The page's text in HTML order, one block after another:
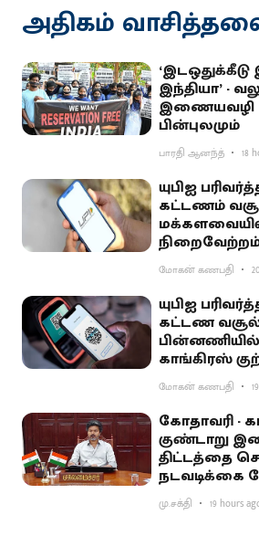
அதிகம்
இந்தியா’ - வலுக்கும்
இணையவழி
பின்புலமும்
பாரதி ஆனந்த் 18
யுபிஐ
கட்டணம்
மோகன் கணபதி
யுபிஐ
கட்டண
காங்கிரஸ்
மோகன் கணபதி
கோதாவரி -
குண்டாறு
திட்டத்தை
நடவடிக்கை
பிரதமருக்கு
விஜய் கடிதம்
மு.சக்தி 19 hours